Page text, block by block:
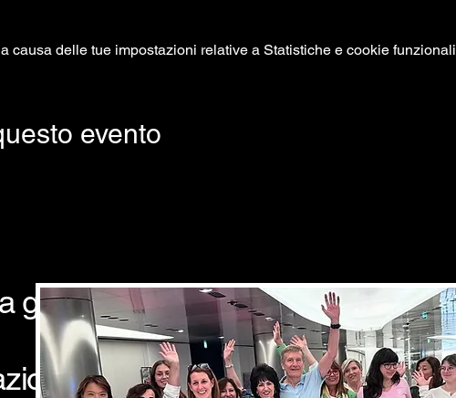
causa delle tue impostazioni relative a Statistiche e cookie
evento
grande famiglia
al nostro